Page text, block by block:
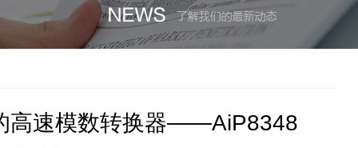
高速模数转换器——AiP8348